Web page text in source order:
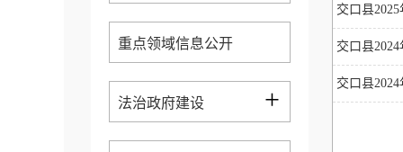
重点领域信息公开
法治政府建设 +
交口县
交口县
交口县